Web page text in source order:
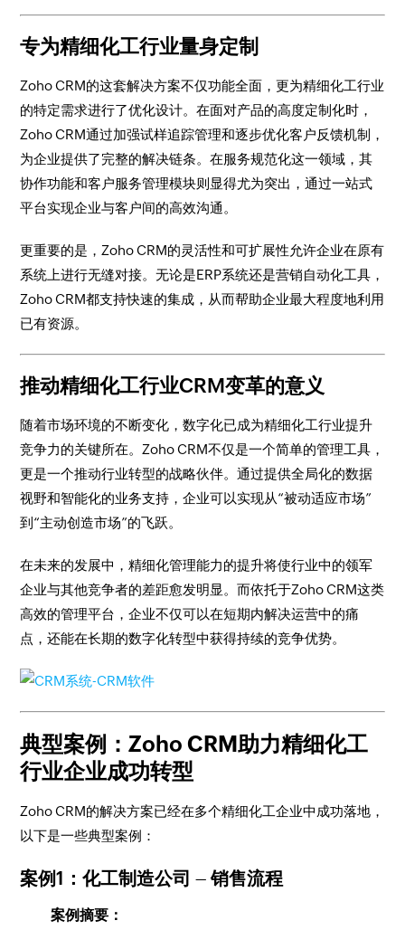
专为精细化工行业量身定制
Zoho CRM的这套解决方案不仅功能全面，更为精细化工行业
的特定需求进行了优化设计。在面对产品的高度定制化时，
Zoho CRM通过加强试样追踪管理和逐步优化客户反馈机制，
为企业提供了完整的解决链条。在服务规范化这一领域，其
协作功能和客户服务管理模块则显得尤为突出，通过一站式
平台实现企业与客户间的高效沟通。
更重要的是，Zoho CRM的灵活性和可扩展性允许企业在原有
系统上进行无缝对接。无论是ERP系统还是营销自动化工具，
Zoho CRM都支持快速的集成，从而帮助企业最大程度地利用
已有资源。
推动精细化工行业CRM变革的意义
随着市场环境的不断变化，数字化已成为精细化工行业提升
竞争力的关键所在。Zoho CRM不仅是一个简单的管理工具，
更是一个推动行业转型的战略伙伴。通过提供全局化的数据
视野和智能化的业务支持，企业可以实现从“被动适应市场”
到“主动创造市场”的飞跃。
在未来的发展中，精细化管理能力的提升将使行业中的领军
企业与其他竞争者的差距愈发明显。而依托于Zoho CRM这类
高效的管理平台，企业不仅可以在短期内解决运营中的痛
点，还能在长期的数字化转型中获得持续的竞争优势。
典型案例：Zoho CRM助力精细化工
行业企业成功转型
Zoho CRM的解决方案已经在多个精细化工企业中成功落地，
以下是一些典型案例：
案例1：化工制造公司 –销售流程
案例摘要：